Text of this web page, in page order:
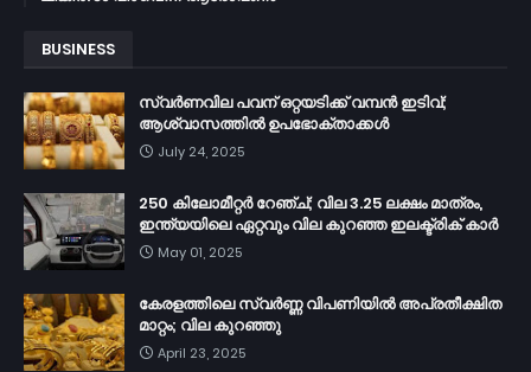
BUSINESS
സ്വർണവില പവന് ഒറ്റയടിക്ക് വമ്പൻ ഇടിവ്;
ആശ്വാസത്തിൽ ഉപഭോക്താക്കൾ
July 24, 2025
250 കിലോമീറ്റർ റേഞ്ച്; വില 3.25 ലക്ഷം മാത്രം,
ഇന്ത്യയിലെ ഏറ്റവും വില കുറഞ്ഞ ഇലക്ട്രിക് കാർ
May 01, 2025
കേരളത്തിലെ സ്വർണ്ണ വിപണിയിൽ അപ്രതീക്ഷിത
മാറ്റം; വില കുറഞ്ഞു
April 23, 2025